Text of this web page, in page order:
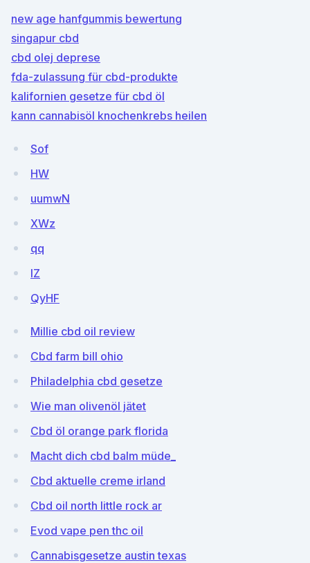
new age hanfgummis bewertung
singapur cbd
cbd olej deprese
fda-zulassung für cbd-produkte
kalifornien gesetze für cbd öl
kann cannabisöl knochenkrebs heilen
Sof
HW
uumwN
XWz
qq
lZ
QyHF
Millie cbd oil review
Cbd farm bill ohio
Philadelphia cbd gesetze
Wie man olivenöl jätet
Cbd öl orange park florida
Macht dich cbd balm müde_
Cbd aktuelle creme irland
Cbd oil north little rock ar
Evod vape pen thc oil
Cannabisgesetze austin texas